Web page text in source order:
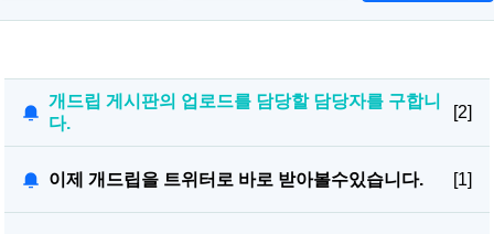
개드립 게시판의 업로드를 담당할 담당자를 구합니
다.
[2]
이제 개드립을 트위터로 바로 받아볼수있습니다. [1]